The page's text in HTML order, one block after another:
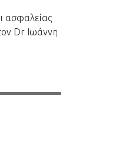
ασφαλείας
Dr Ιωάννη